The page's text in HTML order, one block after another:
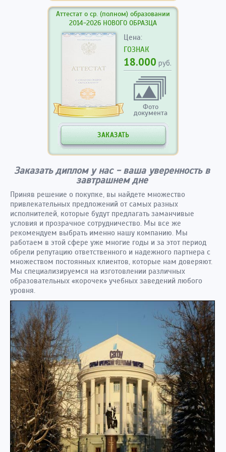
Аттестат о ср. (полном) образовании
2014-2026 НОВОГО ОБРАЗЦА
Цена:
ГОЗНАК
18.000 руб.
Фото
документа
ЗАКАЗАТЬ
Заказать диплом у нас - ваша уверенность в
завтрашнем дне
Приняв решение о покупке, вы найдете множество
привлекательных предложений от самых разных
исполнителей, которые будут предлагать заманчивые
условия и прозрачное сотрудничество. Мы все же
рекомендуем выбрать именно нашу компанию. Мы
работаем в этой сфере уже многие годы и за этот период
обрели репутацию ответственного и надежного партнера с
множеством постоянных клиентов, которые нам доверяют.
Мы специализируемся на изготовлении различных
образовательных «корочек» учебных заведений любого
уровня.